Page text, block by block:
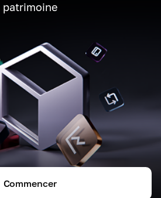
patrimoine
Commencer